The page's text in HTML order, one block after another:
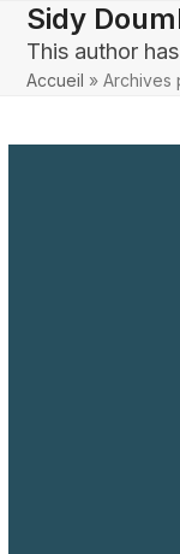
Skip
content
Open
mobile
Close
mobile
Sidy
This author
Accueil »Archives